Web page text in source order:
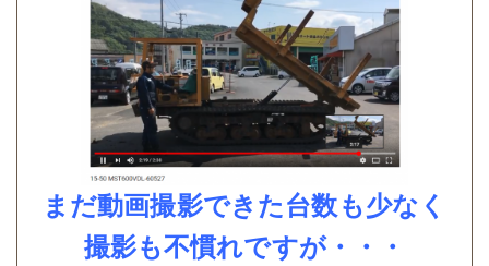
まだ動画撮影できた台数も少なく
撮影も不慣れですが・・・